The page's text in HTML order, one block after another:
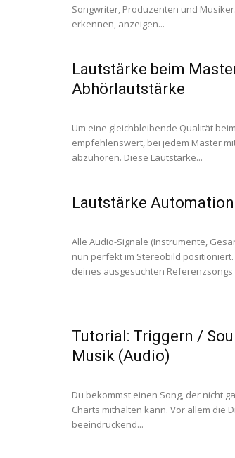
Songwriter, Produzenten und
erkennen, anzeigen...
Lautstärke beim
Abhörlautstärke
Um eine gleichbleibende Qualität
empfehlenswert, bei jedem Master
abzuhören. Diese Lautstärke...
Lautstärke Automation
Alle Audio-Signale (Instrumente,
nun perfekt im Stereobild
deines ausgesuchten Referenzsongs
Tutorial: Triggern /
Musik (Audio)
Du bekommst einen Song, der nicht
Charts mithalten kann. Vor allem die
beeindruckend...